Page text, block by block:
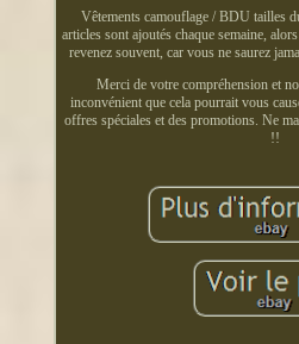
Vêtements camouflage / BDU tailles
articles sont ajoutés chaque semaine,
revenez souvent, car vous ne saurez
Merci de votre compréhension et
inconvénient que cela pourrait vous
offres spéciales et des promotions. Ne
!!